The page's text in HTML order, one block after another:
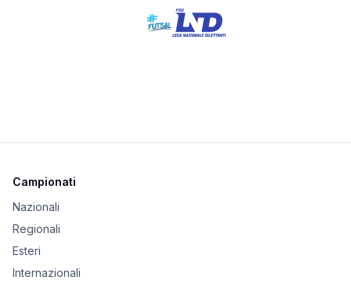
Campionati
Nazionali
Regionali
Esteri
Internazionali